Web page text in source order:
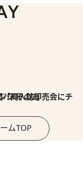
即売会にチャレンジ その2」
ムTOP